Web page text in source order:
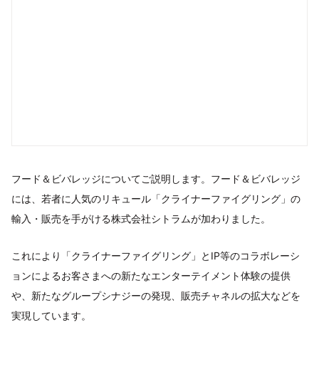
フード＆ビバレッジについてご説明します。フード＆ビバレッジ
には、若者に人気のリキュール「クライナーファイグリング」の
輸入・販売を手がける株式会社シトラムが加わりました。
これにより「クライナーファイグリング」とIP等のコラボレーシ
ョンによるお客さまへの新たなエンターテイメント体験の提供
や、新たなグループシナジーの発現、販売チャネルの拡大などを
実現しています。